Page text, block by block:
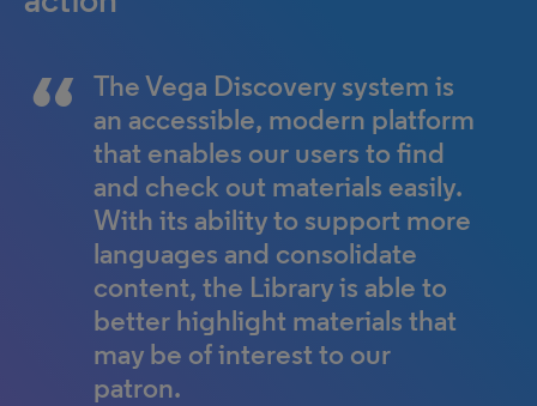
The Vega Discovery system is
an accessible, modern platform
that enables our users to find
and check out materials easily.
With its ability to support more
languages and consolidate
content, the Library is able to
better highlight materials that
may be of interest to our
patron.
Alma and Primo have not only
made our lives easier from the
librarian back end, but the
clients - our students - are also
very happy.
Mary Turnbull
Cairnmillar Institute